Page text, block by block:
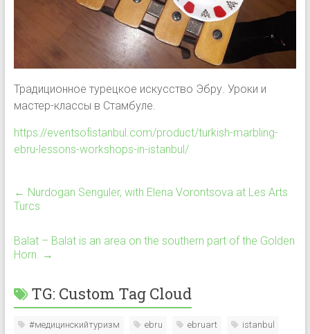
Традиционное турецкое искусство Эбру. Уроки и
мастер-классы в Стамбуле.
https://eventsofistanbul.com/product/turkish-marbling-
ebru-lessons-workshops-in-istanbul/
← Nurdogan Senguler, with Elena Vorontsova at Les Arts
Turcs
Balat – Balat is an area on the southern part of the Golden
Horn.
→
TG: Custom Tag Cloud
#медицинскийтуризм ebru ebruart istanbul